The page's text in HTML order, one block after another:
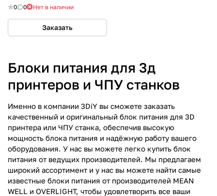
0 0 Нет в наличии
Заказать
Блоки питания для 3д
принтеров и ЧПУ станков
Именно в компании 3DiY вы сможете заказать
качественный и оригинальный блок питания для 3D
принтера или ЧПУ станка, обеспечив высокую
мощность блока питания и надёжную работу вашего
оборудования. У нас вы можете легко купить блок
питания от ведущих производителей. Мы предлагаем
широкий ассортимент и у нас вы можете найти самые
известные блоки питания от производителей MEAN
WELL и OVERLIGHT, чтобы удовлетворить все ваши